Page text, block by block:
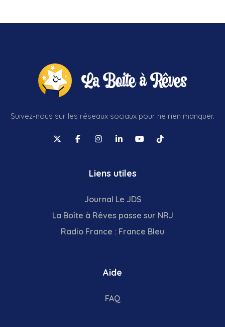
Suivez-nous sur les réseaux sociaux pour ne rien manquer.
Liens utiles
Journal Le JDS
La Boîte à Rêves passe sur NRJ
Radio France : France Bleu
Aide
FAQ